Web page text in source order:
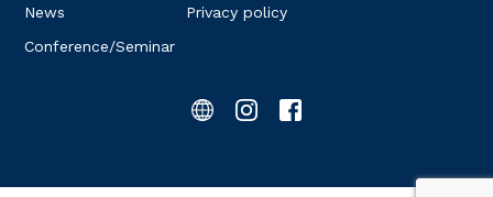
ができる環境を整備 することを目的に、
産業省が創設した制度です。
News
Conference/Seminar
Privacy policy